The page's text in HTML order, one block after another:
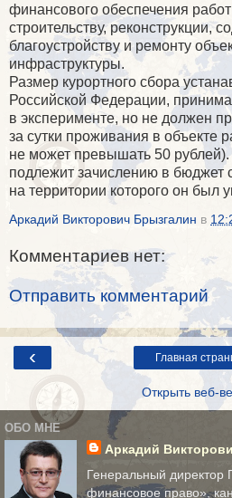
финансового обеспечения
строительству, реконструкции,
благоустройству и ремонту
инфраструктуры.
Размер курортного сбора
Российской Федерации,
в эксперименте, но не должен
за сутки проживания в объекте
не может превышать 50
подлежит зачислению в бюджет
на территории которого он был
Аркадий Викторович Брызгалин в
Комментариев нет:
Отправить комментарий
‹ Главная
Открыть веб-
ОБО МНЕ
Аркадий
Генеральный директор
финансовое право»,